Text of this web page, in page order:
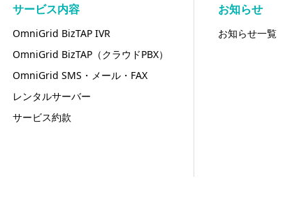
サービス内容
OmniGrid BizTAP IVR
OmniGrid BizTAP（クラウドPBX）
OmniGrid SMS・メール・FAX
レンタルサーバー
サービス約款
お知らせ
お知らせ一覧